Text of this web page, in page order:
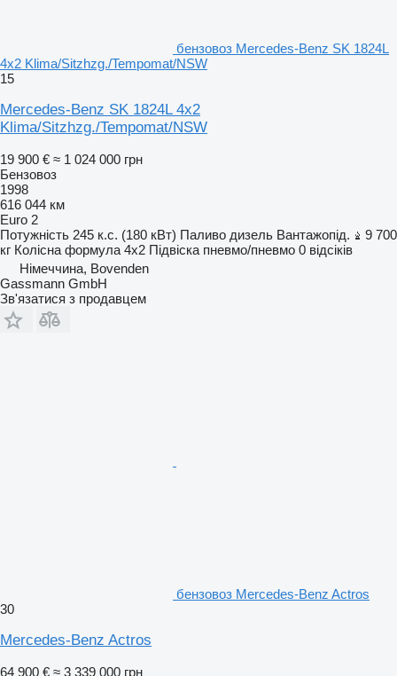
бензовоз Mercedes-Benz SK 1824L
4x2 Klima/Sitzhzg./Tempomat/NSW
15
Mercedes-Benz SK 1824L 4x2
Klima/Sitzhzg./Tempomat/NSW
19 900 € ≈ 1 024 000 грн
Бензовоз
1998
616 044 км
Euro 2
Потужність 245 к.с. (180 кВт) Паливо дизель Вантажопід.
9 700
кг Колісна формула 4x2 Підвіска пневмо/пневмо 0 відсіків
Німеччина, Bovenden
Gassmann GmbH
Зв'язатися з продавцем
бензовоз Mercedes-Benz Actros
30
Mercedes-Benz Actros
64 900 € ≈ 3 339 000 грн